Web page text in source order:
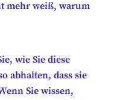
mehr weiß, warum
wie Sie diese
abhalten, dass sie
Sie wissen,